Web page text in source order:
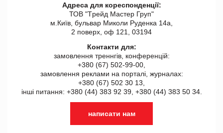
Адреса для кореспонденції:
ТОВ "Tрейд Мастер Груп"
м.Київ, бульвар Миколи Руденка 14а,
2 поверх, оф 121, 03194
Контакти для:
замовлення треннгів, конференцій:
+380 (67) 502-99-00,
замовлення реклами на порталі, журналах:
+380 (67) 502 30 13,
інші питання: +380 (44) 383 92 39, +380 (44) 383 50 34.
написати нам